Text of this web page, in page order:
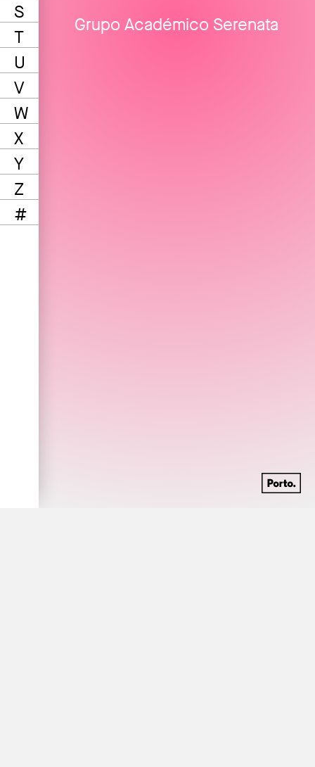
S
T
U
V
W
X
Y
Z
#
Grupo Académico Serenata